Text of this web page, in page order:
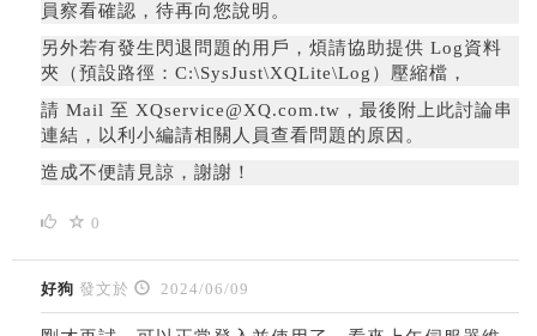
員察看確認，待再向您說明。
另外若有發生閃退問題的用戶， 煩請協助提供 Log資料
夾（預設路徑：C:\SysJust\XQLite\Log）壓縮檔，
請 Mail 至 XQservice@XQ.com.tw，最後附上此討論串
連結，以利小編請相關人員查看問題的原因。
造成不便請見諒，謝謝！
0
好狗 發文於 2024/06/09